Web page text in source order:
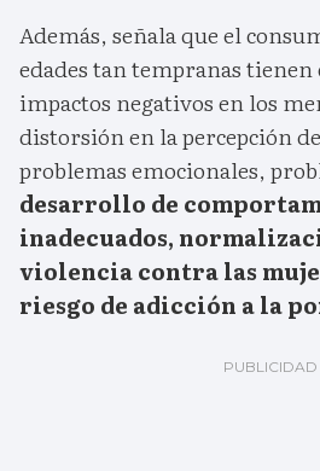
Además, señala que el
edades tan tempranas tienen
impactos negativos en los
distorsión en la percepción
problemas emocionales,
desarrollo de
inadecuados,
violencia contra las
riesgo de adicción a la